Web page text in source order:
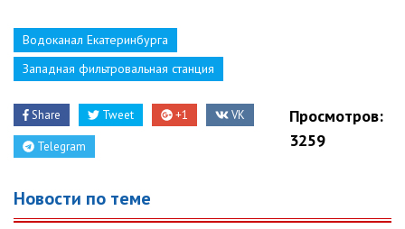
Водоканал Екатеринбурга
Западная фильтровальная станция
Share Tweet +1 VK
Telegram
Просмотров:
3259
Новости по теме